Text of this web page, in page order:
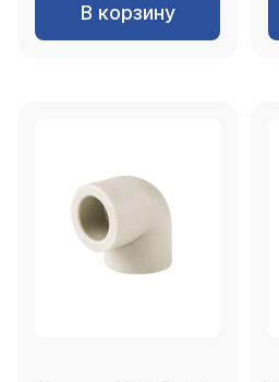
В корзину